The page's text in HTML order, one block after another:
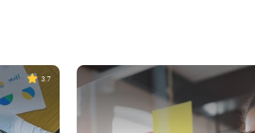
3.7